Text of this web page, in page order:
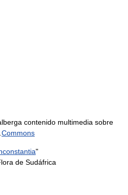
contenido multimedia sobre
Commons
"
de Sudáfrica